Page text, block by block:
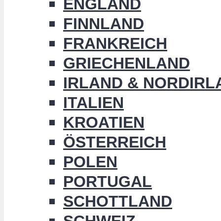
ENGLAND
FINNLAND
FRANKREICH
GRIECHENLAND
IRLAND &
ITALIEN
KROATIEN
ÖSTERREICH
POLEN
PORTUGAL
SCHOTTLAND